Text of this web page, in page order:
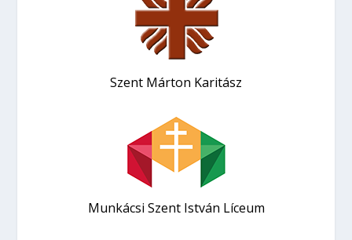
Szent Márton Karitász
Munkácsi Szent István Líceum